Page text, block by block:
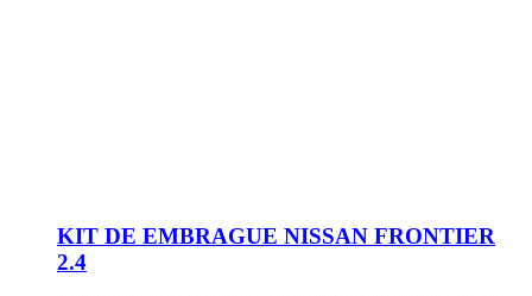
KIT DE EMBRAGUE NISSAN FRONTIER
2.4